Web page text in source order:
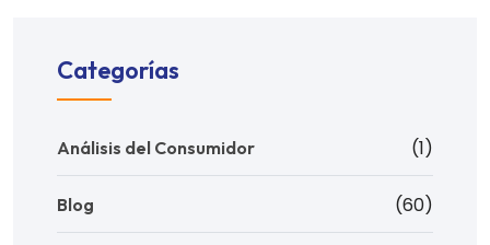
Categorías
Análisis del Consumidor (1)
Blog (60)